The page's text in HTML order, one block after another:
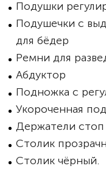
Подушки
Подушечки с
для бёдер
Ремни для
Абдуктор
Подножка с
Укороченная
Держатели стоп
Столик
Столик чёрный.